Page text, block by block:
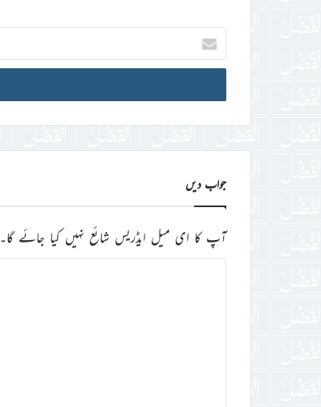
اپنا
ای
میل
ڈی
جواب دیں
آپ کا ای میل ایڈریس شائع نہیں کیا جائے گا۔